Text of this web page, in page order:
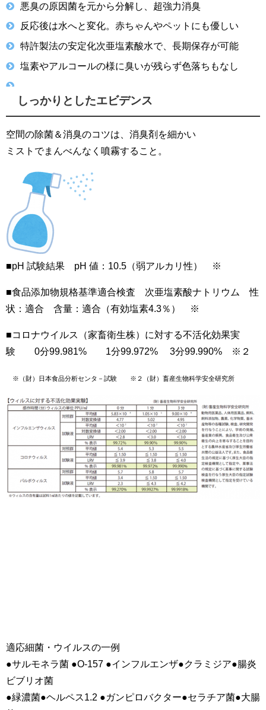
悪臭の原因菌を元から分解し、超強力消臭
反応後は水へと変化。赤ちゃんやペットにも優しい
特許製法の安定化次亜塩素酸水で、長期保存が可能
塩素やアルコールの様に臭いが残らず色落ちもなし
しっかりとしたエビデンス
空間の除菌＆消臭のコツは、消臭剤を細かい
ミストでまんべんなく噴霧すること。
■pH 試験結果 pH 値：10.5（弱アルカリ性） ※
■食品添加物規格基準適合検査 次亜塩素酸ナトリウム 性
状：適合 含量：適合（有効塩素4.3％） ※
■コロナウイルス（家畜衛生株）に対する不活化効果実
験 0分99.981% 1分99.972% 3分99.990% ※２
※（財）日本食品分析センタ－試験 ※２（財）畜産生物科学安全研究所
適応細菌・ウイルスの一例
●サルモネラ菌 ●O-157 ●インフルエンザ●クラミジア●腸炎
ビブリオ菌
●緑濃菌●ヘルペス1.2 ●ガンピロバクター●セラチア菌●大腸